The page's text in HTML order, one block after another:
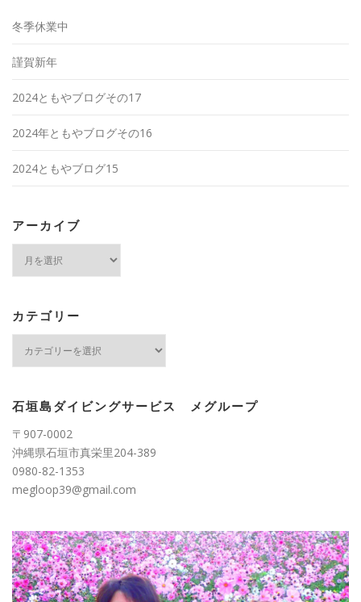
冬季休業中
謹賀新年
2024ともやブログその17
2024年ともやブログその16
2024ともやブログ15
アーカイブ
ブ
カテゴリー
ー
石垣島ダイビングサービス メグループ
〒907-0002
沖縄県石垣市真栄里204-389
0980-82-1353
megloop39@gmail.com